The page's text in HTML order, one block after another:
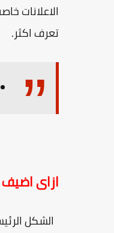
الاعلانات
تعرف اكثر.
ازاى
الشكل